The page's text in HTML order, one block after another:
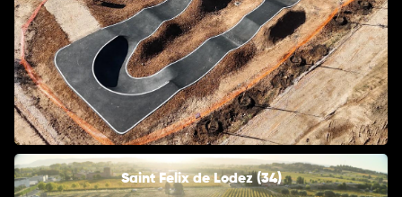
Saint Felix de Lodez (34)